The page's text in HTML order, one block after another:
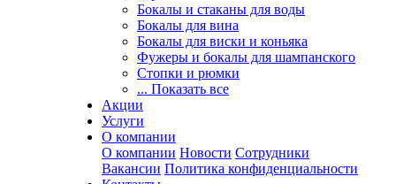
Бокалы и стаканы для воды
Бокалы для вина
Бокалы для виски и коньяка
Фужеры и бокалы для шампанского
Стопки и рюмки
... Показать все
Акции
Услуги
О компании
О компании Новости Сотрудники
Вакансии Политика конфиденциальности